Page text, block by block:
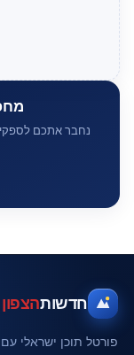
נחבר אתכם
חדשותהצפון
פורטל תוכן ישראלי